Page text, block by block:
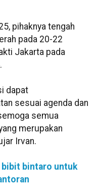
pihaknya tengah
pada 20-22
Jakarta pada
dapat
sesuai agenda dan
semua
merupakan
Irvan.
bibit bintaro untuk